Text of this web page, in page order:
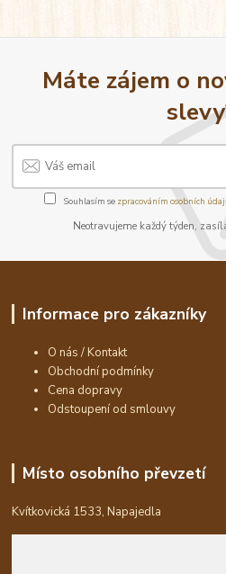
Máte zájem o
Souhlasím se zpracováním osobních
Neotravujeme každý týden,
Informace pro zákazníky
O nás / Kontakt
Obchodní podmínky
Cena dopravy
Odstoupení od smlouvy
Místo osobního převzetí
Kvítkovická 1533, Napajedla